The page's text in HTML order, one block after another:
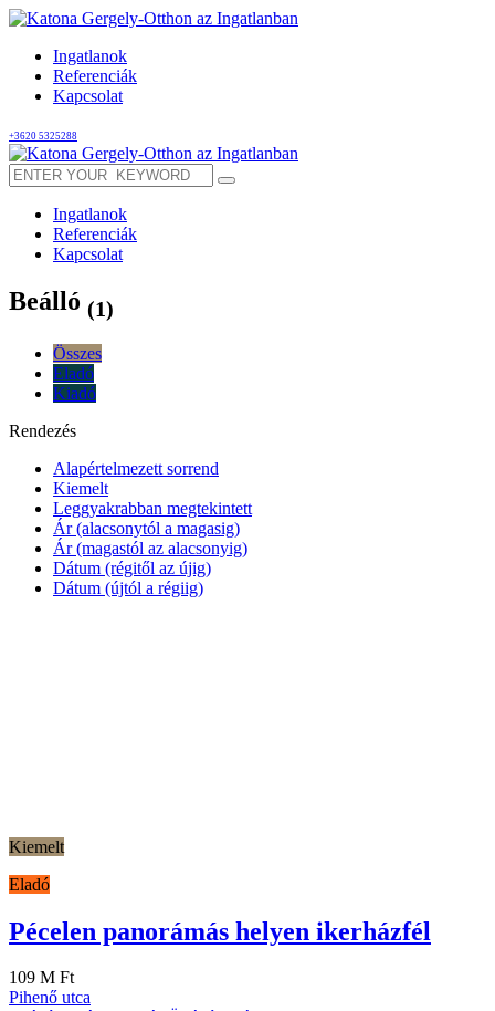
Ingatlanok
Referenciák
Kapcsolat
+3620 5325288
Ingatlanok
Referenciák
Kapcsolat
Beálló (1)
Összes
Eladó
Kiadó
Rendezés
Alapértelmezett sorrend
Kiemelt
Leggyakrabban megtekintett
Ár (alacsonytól a magasig)
Ár (magastól az alacsonyig)
Dátum (régitől az újig)
Dátum (újtól a régiig)
Kiemelt
Eladó
Pécelen panorámás helyen ikerházfél
109 M Ft
Pihenő utca